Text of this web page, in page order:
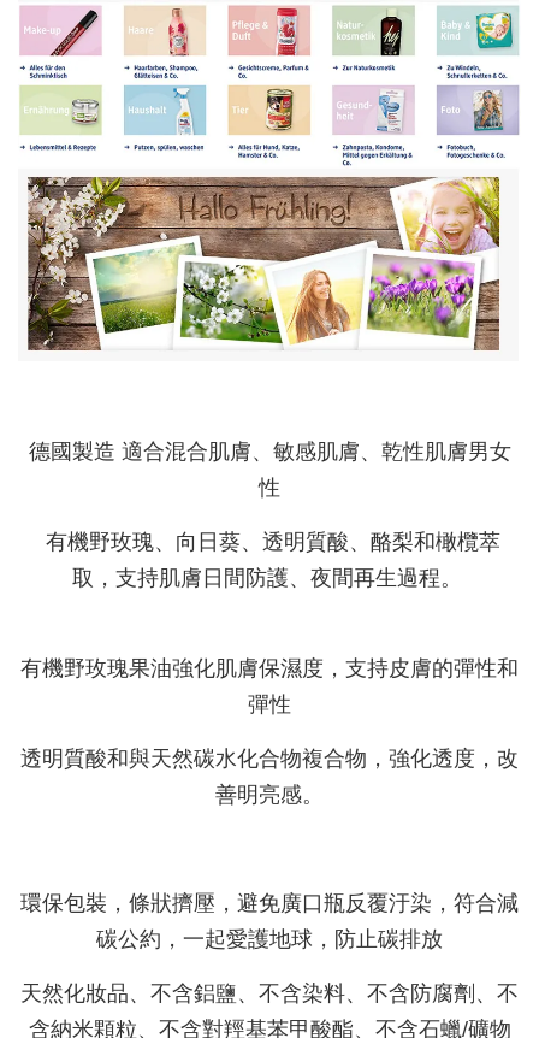
德國製造 適合混合肌膚、敏感肌膚、乾性肌膚男女
性
有機野玫瑰、向日葵、透明質酸、酪梨和橄欖萃
取，支持肌膚日間防護、夜間再生過程。
有機野玫瑰果油強化肌膚保濕度，支持皮膚的彈性和
彈性
透明質酸和與天然碳水化合物複合物，強化透度，改
善明亮感。
環保包裝，條狀擠壓，避免廣口瓶反覆汙染，符合減
碳公約，一起愛護地球，防止碳排放
天然化妝品、不含鋁鹽、不含染料、不含防腐劑、不
含納米顆粒、不含對羥基苯甲酸酯、不含石蠟/礦物